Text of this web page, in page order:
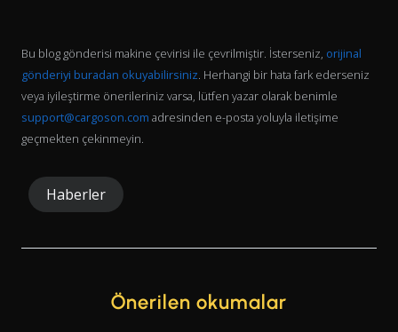
Bu blog gönderisi makine çevirisi ile çevrilmiştir. İsterseniz, orijinal
gönderiyi buradan okuyabilirsiniz. Herhangi bir hata fark ederseniz
veya iyileştirme önerileriniz varsa, lütfen yazar olarak benimle
support@cargoson.com adresinden e-posta yoluyla iletişime
geçmekten çekinmeyin.
Haberler
Önerilen okumalar